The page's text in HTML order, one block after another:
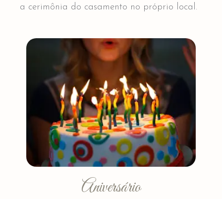
a cerimônia do casamento no próprio local.
Aniversário